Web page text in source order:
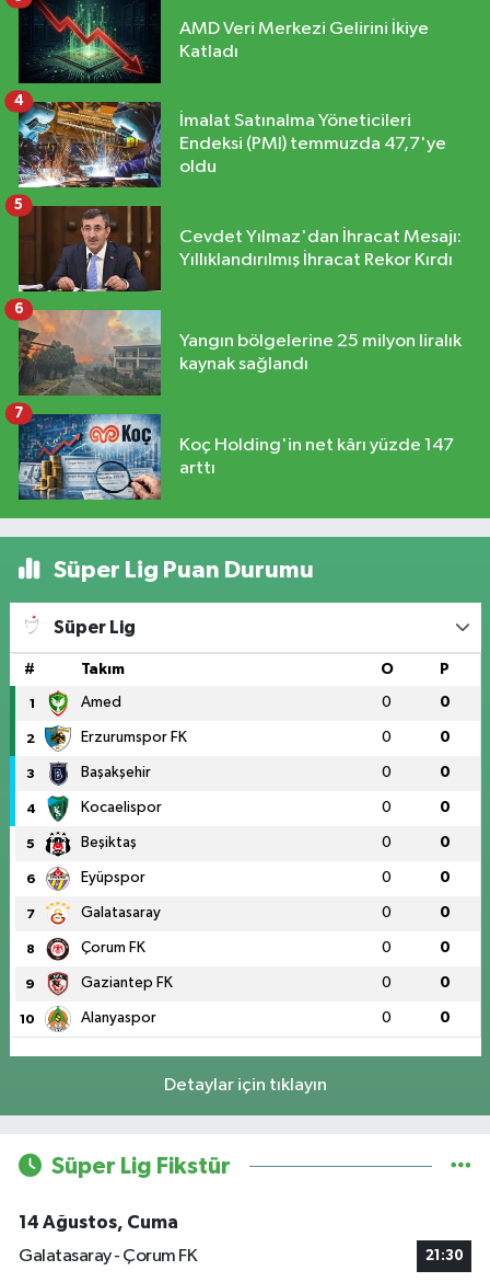
AMD Veri Merkezi Gelirini İkiye
Katladı
İmalat Satınalma Yöneticileri
Endeksi (PMI) temmuzda 47,7'ye
oldu
4
Cevdet Yılmaz'dan İhracat Mesajı:
Yıllıklandırılmış İhracat Rekor Kırdı
5
Yangın bölgelerine 25 milyon liralık
kaynak sağlandı
6
Koç Holding'in net kârı yüzde 147
arttı
7
Süper Lig Puan Durumu
Süper Lig
# Takım O P
1 Amed 0 0
2 Erzurumspor FK 0 0
3 Başakşehir 0 0
4 Kocaelispor 0 0
5 Beşiktaş 0 0
6 Eyüpspor 0 0
7 Galatasaray 0 0
8 Çorum FK 0 0
9 Gaziantep FK 0 0
10 Alanyaspor 0 0
Detaylar için tıklayın
Süper Lig Fikstür
14 Ağustos, Cuma
Galatasaray - Çorum FK
21:30